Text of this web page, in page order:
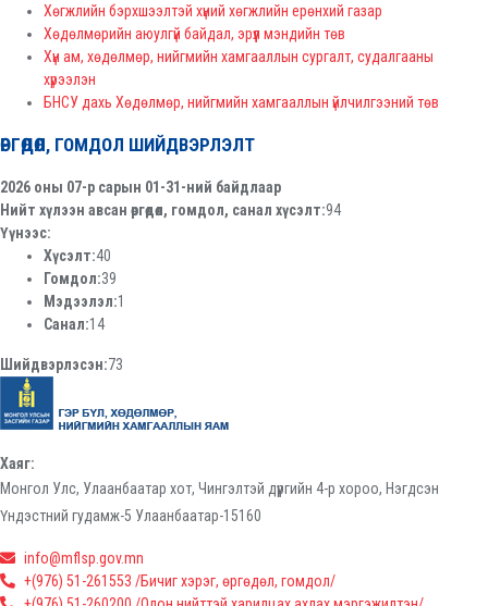
Хөгжлийн бэрхшээлтэй хүний хөгжлийн ерөнхий газар
Хөдөлмөрийн аюулгүй байдал, эрүүл мэндийн төв
Хүн ам, хөдөлмөр, нийгмийн хамгааллын сургалт, судалгааны
хүрээлэн
БНСУ дахь Хөдөлмөр, нийгмийн хамгааллын үйлчилгээний төв
ӨРГӨДӨЛ, ГОМДОЛ ШИЙДВЭРЛЭЛТ
2026 оны 07-р сарын 01-31-ний байдлаар
Нийт хүлээн авсан өргөдөл, гомдол, санал хүсэлт:94
Үүнээс:
Хүсэлт:40
Гомдол:39
Мэдээлэл:1
Санал:14
Шийдвэрлэсэн:73
Хаяг:
Монгол Улс, Улаанбаатар хот, Чингэлтэй дүүргийн 4-р хороо, Нэгдсэн
Үндэстний гудамж-5 Улаанбаатар-15160
info@mflsp.gov.mn
+(976) 51-261553 /Бичиг хэрэг, өргөдөл, гомдол/